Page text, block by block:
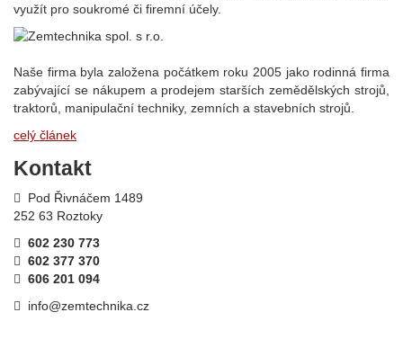
využít pro soukromé či firemní účely.
Naše firma byla založena počátkem roku 2005 jako rodinná firma
zabývající se nákupem a prodejem starších zemědělských strojů,
traktorů, manipulační techniky, zemních a stavebních strojů.
celý článek
Kontakt
Pod Řivnáčem 1489
252 63 Roztoky
602 230 773
602 377 370
606 201 094
info@zemtechnika.cz